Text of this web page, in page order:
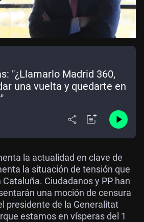
"¿Llamarlo Madrid 360,
una vuelta y quedarte en
la actualidad en clave de
la situación de tensión que
Ciudadanos y PP han
una moción de censura
presidente de la Generalitat
estamos en vísperas del 1